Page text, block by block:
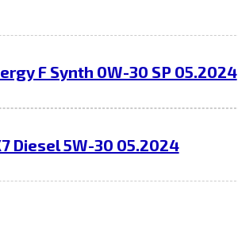
F Synth 0W-30 SP 05.2024
Diesel 5W-30 05.2024